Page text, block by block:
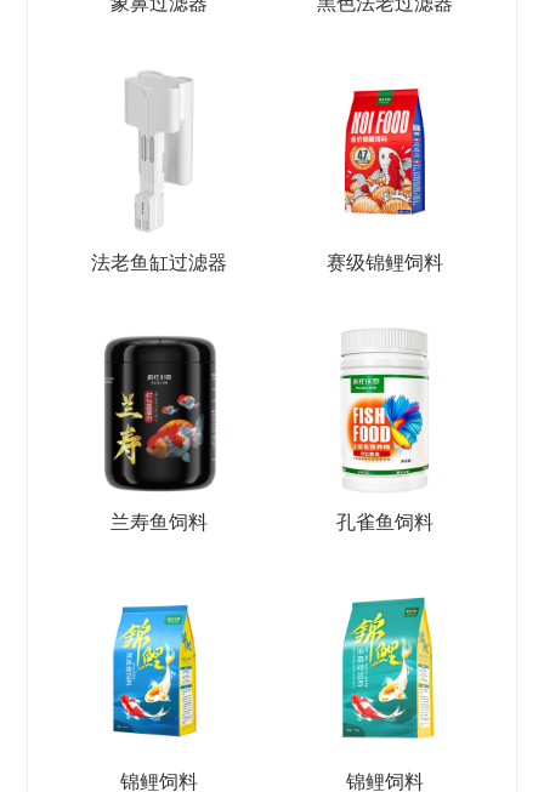
法老鱼缸过滤器 赛级锦鲤饲料
兰寿鱼饲料 孔雀鱼饲料
锦鲤饲料 锦鲤饲料